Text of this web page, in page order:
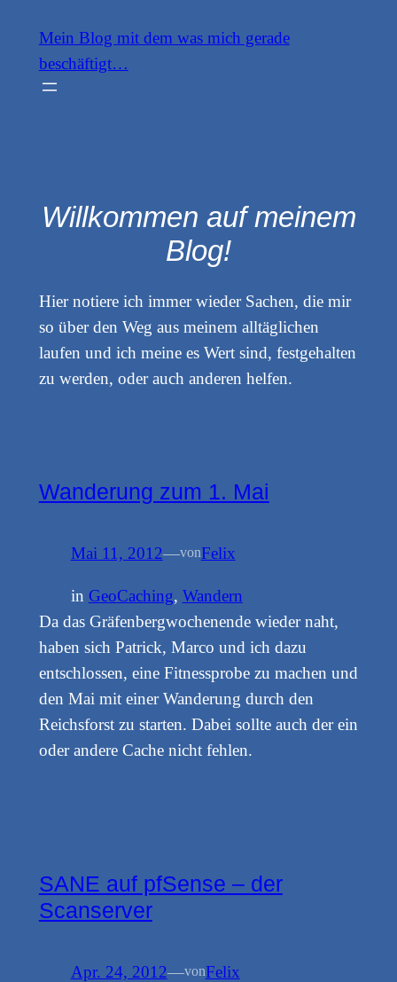
Inhalt
springen
Mein Blog mit dem was mich gerade
beschäftigt…
Willkommen auf meinem
Blog!
Hier notiere ich immer wieder Sachen, die mir
so über den Weg aus meinem alltäglichen
laufen und ich meine es Wert sind, festgehalten
zu werden, oder auch anderen helfen.
Wanderung zum 1. Mai
Mai 11, 2012—vonFelix
in GeoCaching, Wandern
Da das Gräfenbergwochenende wieder naht,
haben sich Patrick, Marco und ich dazu
entschlossen, eine Fitnessprobe zu machen und
den Mai mit einer Wanderung durch den
Reichsforst zu starten. Dabei sollte auch der ein
oder andere Cache nicht fehlen.
SANE auf pfSense – der
Scanserver
Apr. 24, 2012—vonFelix